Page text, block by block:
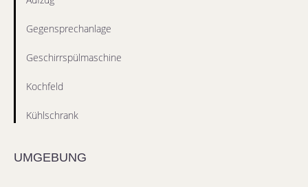
Gegensprechanlage
Geschirrspülmaschine
Kochfeld
Kühlschrank
UMGEBUNG